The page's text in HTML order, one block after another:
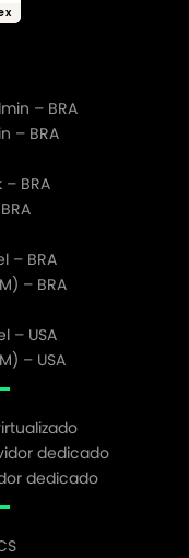
– BRA
– BRA
BRA
– BRA
– BRA
– USA
– USA
dedicado
dedicado